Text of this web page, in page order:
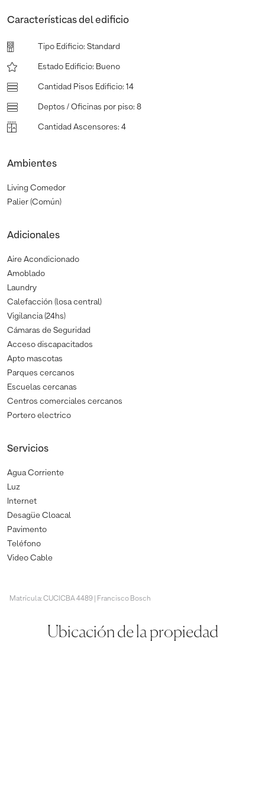
Características del edificio
Tipo Edificio: Standard
Estado Edificio: Bueno
Cantidad Pisos Edificio: 14
Deptos / Oficinas por piso: 8
Cantidad Ascensores: 4
Ambientes
Living Comedor
Palier (Común)
Adicionales
Aire Acondicionado
Amoblado
Laundry
Calefacción (losa central)
Vigilancia (24hs)
Cámaras de Seguridad
Acceso discapacitados
Apto mascotas
Parques cercanos
Escuelas cercanas
Centros comerciales cercanos
Portero electrico
Servicios
Agua Corriente
Luz
Internet
Desagüe Cloacal
Pavimento
Teléfono
Video Cable
Matrícula: CUCICBA 4489 | Francisco Bosch
Ubicación de la propiedad